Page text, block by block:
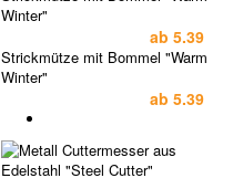
Winter"
ab 5.39
Strickmütze mit Bommel "Warm
Winter"
ab 5.39